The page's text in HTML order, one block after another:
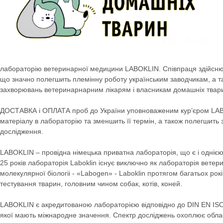
лабораторію ветеринарної медицини LABOKLIN. Співпраця
що значно полегшить племінну роботу українським заводчикам, а
захворювань ветеринарнарним лікарям і власникам домашніх
ДОСТАВКА і ОПЛАТА проб до України уповноваженим кур’єром
матеріалу в лабораторію та зменшить її термін, а також
дослідження.
LABOKLIN – провідна німецька приватна лабораторія, що є і
25 років лабораторія Laboklin існує виключно як лабораторія
молекулярної біологіі - «Labogen» - Laboklin протягом багатьох
тестування тварин, головним чином собак, котів, коней.
LABOKLIN є акредитованою лабораторією відповідно до DIN EN
якої мають міжнародне значення. Спектр досліджень охоплює